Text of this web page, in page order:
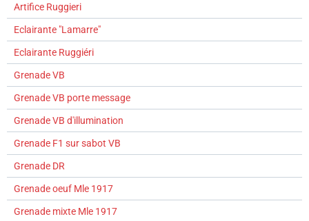
Artifice Ruggieri
Eclairante "Lamarre"
Eclairante Ruggiéri
Grenade VB
Grenade VB porte message
Grenade VB d'illumination
Grenade F1 sur sabot VB
Grenade DR
Grenade oeuf Mle 1917
Grenade mixte Mle 1917